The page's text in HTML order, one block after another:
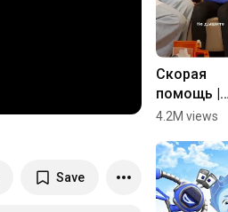
Save
Скорая
помощь |
Скетч |
4.2M views